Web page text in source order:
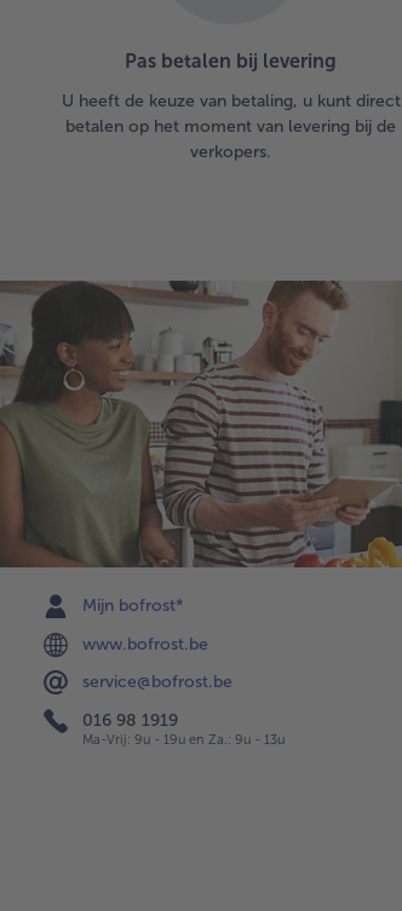
Pas betalen bij levering
U heeft de keuze van betaling, u kunt direct
betalen op het moment van levering bij de
verkopers.
Mijn bofrost*
www.bofrost.be
service@bofrost.be
016 98 1919
Ma-Vrij: 9u - 19u en Za.: 9u - 13u